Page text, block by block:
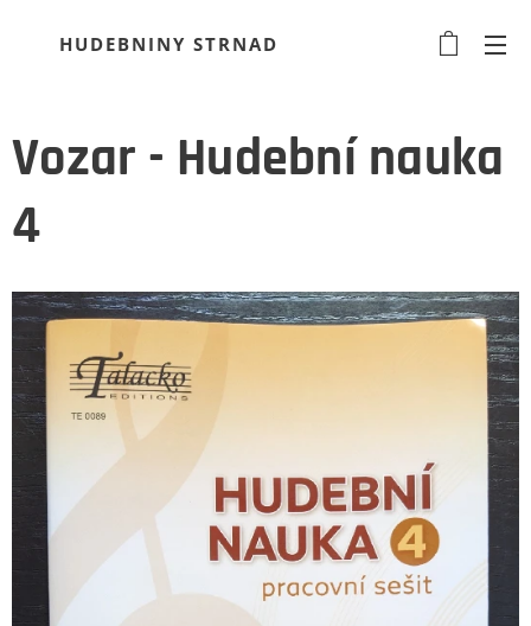
HUDEBNINY STRNAD
Vozar - Hudební nauka
4